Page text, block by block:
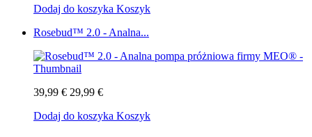
Dodaj do koszyka Koszyk
Rosebud™ 2.0 - Analna...
39,99 € 29,99 €
Dodaj do koszyka Koszyk